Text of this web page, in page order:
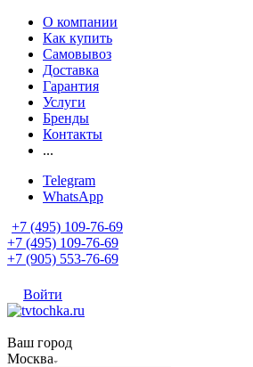
О компании
Как купить
Самовывоз
Доставка
Гарантия
Услуги
Бренды
Контакты
...
Telegram
WhatsApp
+7 (495) 109-76-69
+7 (495) 109-76-69
+7 (905) 553-76-69
Войти
Ваш город
Москва